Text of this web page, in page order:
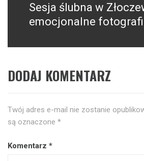
Następny
post:
Sesja ślubna w
emocjonalne
DODAJ KOMENTARZ
Twój adres e-mail nie zostanie
są oznaczone *
Komentarz *